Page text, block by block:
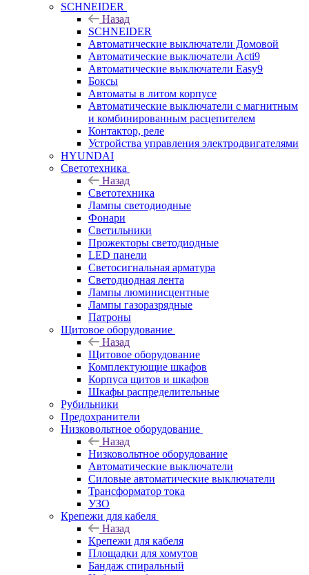
SCHNEIDER
Назад
SCHNEIDER
Автоматические выключатели Домовой
Автоматические выключатели Acti9
Автоматические выключатели Easy9
Боксы
Автоматы в литом корпусе
Автоматические выключатели с магнитным
и комбинированным расцепителем
Контактор, реле
Устройства управления электродвигателями
HYUNDAI
Светотехника
Назад
Светотехника
Лампы светодиодные
Фонари
Светильники
Прожекторы светодиодные
LED панели
Светосигнальная арматура
Светодиодная лента
Лампы люминисцентные
Лампы газоразрядные
Патроны
Щитовое оборудование
Назад
Щитовое оборудование
Комплектующие шкафов
Корпуса щитов и шкафов
Шкафы распределительные
Рубильники
Предохранители
Низковольтное оборудование
Назад
Низковольтное оборудование
Автоматические выключатели
Силовые автоматические выключатели
Трансформатор тока
УЗО
Крепежи для кабеля
Назад
Крепежи для кабеля
Площадки для хомутов
Бандаж спиральный